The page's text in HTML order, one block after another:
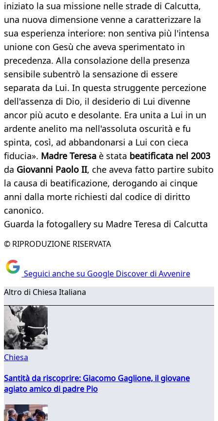
iniziato la sua missione nelle strade di Calcutta,
una nuova dimensione venne a caratterizzare la
sua esperienza interiore: non sentiva più l'intensa
unione con Gesù che aveva sperimentato in
precedenza. Alla consolazione della presenza
sensibile subentrò la sensazione di essere
separata da Lui. In questa struggente percezione
dell'assenza di Dio, il desiderio di Lui divenne
ancor più acuto e desolante. Era unita a Lui in un
ardente anelito ma nell'assoluta oscurità e fu
spinta, così, ad abbandonarsi a Lui con cieca
fiducia». Madre Teresa è stata beatificata nel 2003
da Giovanni Paolo II, che aveva fatto partire subito
la causa di beatificazione, derogando ai cinque
anni dalla morte richiesti dal codice di diritto
canonico.
Guarda la fotogallery su Madre Teresa di Calcutta
© RIPRODUZIONE RISERVATA
Seguici anche su Google Discover di Avvenire
Altro di Chiesa Italiana
Chiesa
Santità da riscoprire: Giacomo Gaglione, il giovane
agiato amico di padre Pio